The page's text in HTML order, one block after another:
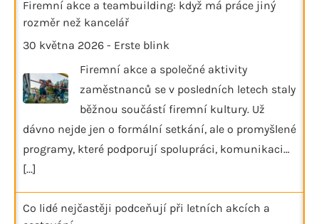
Firemní akce a teambuilding: když má práce jiný
rozměr než kancelář
30 května 2026 - Erste blink
Firemní akce a společné aktivity
zaměstnanců se v posledních letech staly
běžnou součástí firemní kultury. Už
dávno nejde jen o formální setkání, ale o promyšlené
programy, které podporují spolupráci, komunikaci…
[...]
Co lidé nejčastěji podceňují při letních akcích a